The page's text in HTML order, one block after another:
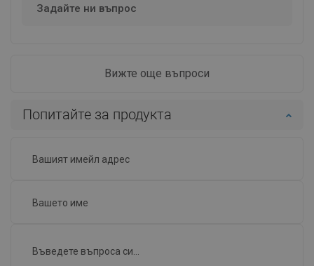
Задайте ни въпрос
Вижте още въпроси
Попитайте за продукта